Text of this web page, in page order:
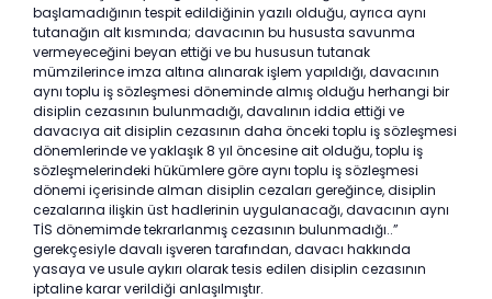
başlamadığının tespit edildiğinin yazılı olduğu, ayrıca aynı
tutanağın alt kısmında; davacının bu hususta savunma
vermeyeceğini beyan ettiği ve bu hususun tutanak
mümzilerince imza altına alınarak işlem yapıldığı, davacının
aynı toplu iş sözleşmesi döneminde almış olduğu herhangi bir
disiplin cezasının bulunmadığı, davalının iddia ettiği ve
davacıya ait disiplin cezasının daha önceki toplu iş sözleşmesi
dönemlerinde ve yaklaşık 8 yıl öncesine ait olduğu, toplu iş
sözleşmelerindeki hükümlere göre aynı toplu iş sözleşmesi
dönemi içerisinde alman disiplin cezaları gereğince, disiplin
cezalarına ilişkin üst hadlerinin uygulanacağı, davacının aynı
TİS dönemimde tekrarlanmış cezasının bulunmadığı..”
gerekçesiyle davalı işveren tarafından, davacı hakkında
yasaya ve usule aykırı olarak tesis edilen disiplin cezasının
iptaline karar verildiği anlaşılmıştır.